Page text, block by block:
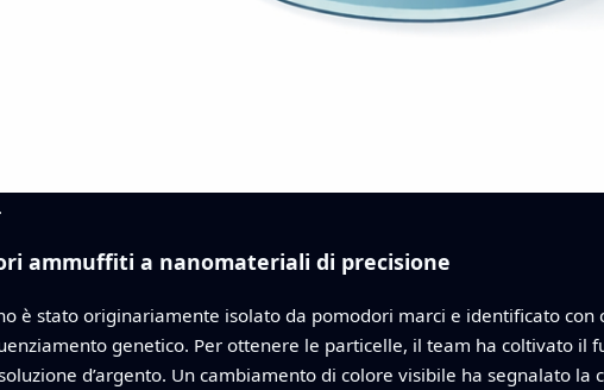
ammuffiti a nanomateriali di precisione
è stato originariamente isolato da pomodori marci e identificato con
genetico. Per ottenere le particelle, il team ha coltivato il
d’argento. Un cambiamento di colore visibile ha segnalato